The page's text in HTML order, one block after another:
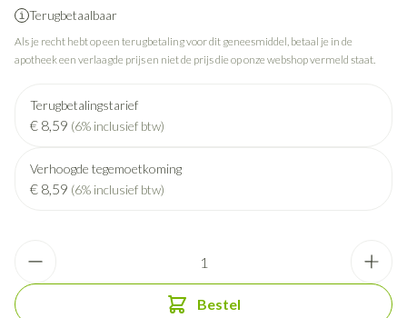
Terugbetaalbaar
Als je recht hebt op een terugbetaling voor dit geneesmiddel, betaal je in de
apotheek een verlaagde prijs en niet de prijs die op onze webshop vermeld staat.
Terugbetalingstarief
€ 8,59 (6% inclusief btw)
Verhoogde tegemoetkoming
€ 8,59 (6% inclusief btw)
Bestel